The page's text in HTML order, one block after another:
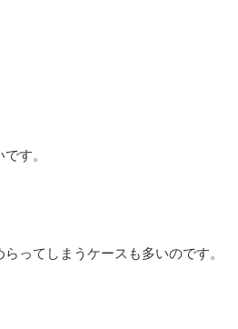
す。
ってしまうケースも多いのです。